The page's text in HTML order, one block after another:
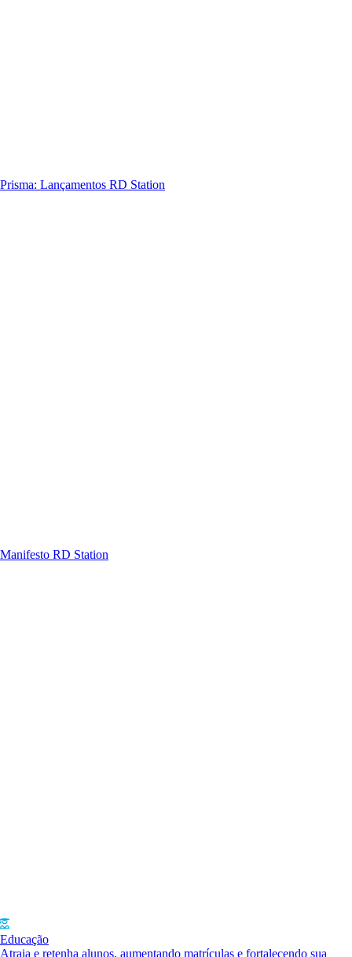
Prisma: Lançamentos RD Station
Manifesto RD Station
Educação
Atraia e retenha alunos, aumentando matrículas e fortalecendo sua